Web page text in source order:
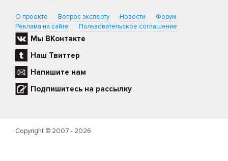
О проекте Вопрос эксперту Новости
Форум
Реклама на сайте
Пользовательское соглашение
Мы ВКонтакте
Наш Твиттер
Напишите нам
Подпишитесь на рассылку
Copyright © 2007 - 2026